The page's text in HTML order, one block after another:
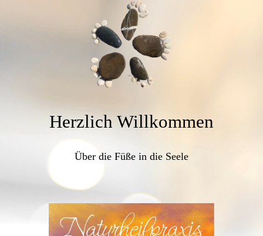
Herzlich Willkommen
Über die Füße in die Seele